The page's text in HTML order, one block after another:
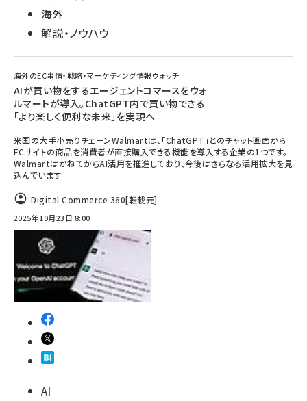
海外
解説・ノウハウ
海外のEC事情・戦略・マーケティング情報ウォッチ
AIが買い物をするエージェントコマースをウォ
ルマートが導入。ChatGPT内で買い物できる
「より楽しく便利な未来」を実現へ
米国の大手小売りチェーンWalmartは、「ChatGPT」とのチャット画面から
ECサイトの商品を消費者が直接購入できる機能を導入する企業の1つです。
WalmartはかねてからAI活用を推進しており、今後はさらなる活用拡大を見
込んでいます
Digital Commerce 360[転載元]
2025年10月23日 8:00
AI